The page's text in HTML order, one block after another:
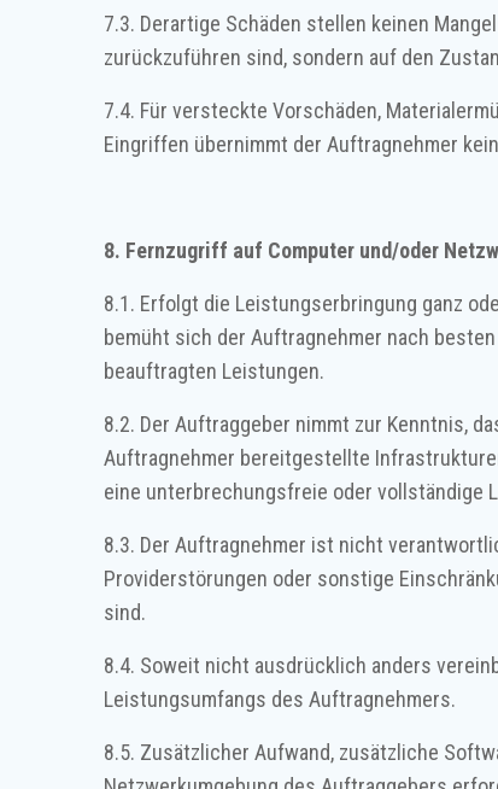
7.3. Derartige Schäden stellen keinen
zurückzuführen sind, sondern auf den
7.4. Für versteckte Vorschäden,
Eingriffen übernimmt der Auftragnehmer
8. Fernzugriff auf Computer und/oder
8.1. Erfolgt die Leistungserbringung ganz
bemüht sich der Auftragnehmer nach
beauftragten Leistungen.
8.2. Der Auftraggeber nimmt zur Kenntnis,
Auftragnehmer bereitgestellte
eine unterbrechungsfreie oder vollständige
8.3. Der Auftragnehmer ist nicht
Providerstörungen oder sonstige
sind.
8.4. Soweit nicht ausdrücklich anders
Leistungsumfangs des Auftragnehmers.
8.5. Zusätzlicher Aufwand, zusätzliche